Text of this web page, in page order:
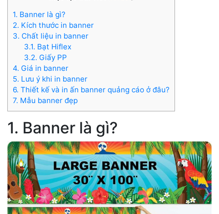
1. Banner là gì?
2. Kích thước in banner
3. Chất liệu in banner
3.1. Bạt Hiflex
3.2. Giấy PP
4. Giá in banner
5. Lưu ý khi in banner
6. Thiết kế và in ấn banner quảng cáo ở đâu?
7. Mẫu banner đẹp
1. Banner là gì?